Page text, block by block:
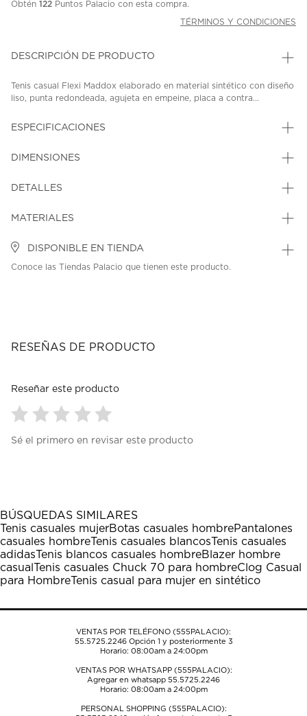
Obtén 122 Puntos Palacio con esta compra.
TÉRMINOS Y CONDICIONES
DESCRIPCIÓN DE PRODUCTO
Tenis casual Flexi Maddox elaborado en material sintético con diseño
liso, punta redondeada, agujeta en empeine, placa a contra...
ESPECIFICACIONES
DIMENSIONES
DETALLES
MATERIALES
DISPONIBLE EN TIENDA
Conoce las Tiendas Palacio que tienen este producto.
RESEÑAS DE PRODUCTO
Reseñar este producto
para
1
estrella
Esta
acción
abrirá
el
formulario
envío.
para
estrellas.
Esta
acción
abrirá
el
formulario
envío.
para
estrellas.
Esta
acción
abrirá
el
formulario
envío.
para
estrellas.
Esta
acción
abrirá
el
formulario
envío.
para
estrellas.
Esta
acción
abrirá
el
formulario
envío.
Sé el primero en revisar este producto
BÚSQUEDAS SIMILARES
Tenis casuales mujerBotas casuales hombrePantalones
casuales hombreTenis casuales blancosTenis casuales
adidasTenis blancos casuales hombreBlazer hombre
casual Tenis casuales Chuck 70 para hombreClog Casual
para HombreTenis casual para mujer en sintético
VENTAS POR TELÉFONO (555PALACIO):
55.5725.2246Opción 1 y posteriormente 3
Horario: 08:00am a 24:00pm
VENTAS POR WHATSAPP (555PALACIO):
Agregar en whatsapp 55.5725.2246
Horario: 08:00am a 24:00pm
PERSONAL SHOPPING (555PALACIO):